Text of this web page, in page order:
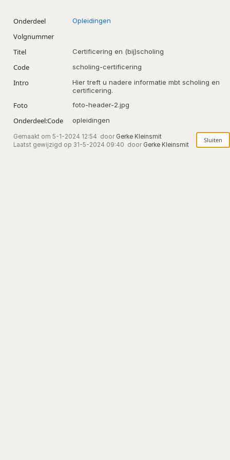
Onderdeel Opleidingen
Volgnummer
Titel
Certificering en (bij)scholing
Code scholing-certificering
Intro
Hier treft u nadere informatie mbt scholing en
certificering.
Foto foto-header-2.jpg
Onderdeel:Code opleidingen
Gemaakt om 5-1-2024 12:54 door Gerke Kleinsmit
Laatst gewijzigd op 31-5-2024 09:40 door Gerke Kleinsmit